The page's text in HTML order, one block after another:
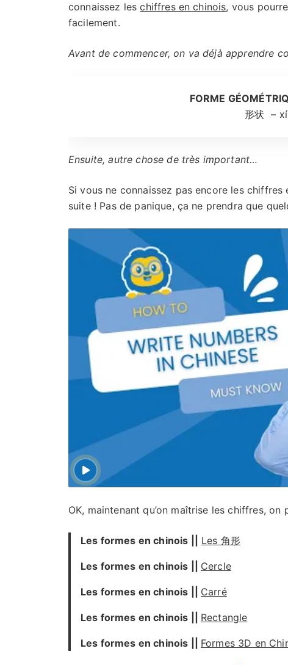
connaissez leschiffres en chinois, vous
facilement.
Avant de commencer, on va déjà apprendre
FORME
形状 –
Ensuite, autre chose de très important…
Si vous ne connaissez pas encore les
suite ! Pas de panique, ça ne prendra que
OK, maintenant qu’on maîtrise les chiffres, on
Les formes en chinois || Les 角形
Les formes en chinois || Cercle
Les formes en chinois || Carré
Les formes en chinois || Rectangle
Les formes en chinois || Formes 3D en